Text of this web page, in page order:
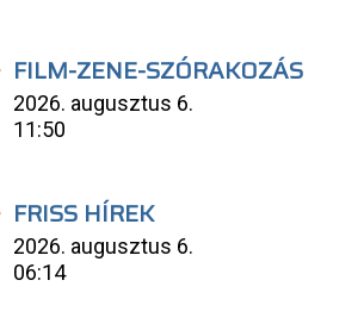
FILM-ZENE-SZÓRAKOZÁS
2026. augusztus 6.
11:50
FRISS HÍREK
2026. augusztus 6.
06:14